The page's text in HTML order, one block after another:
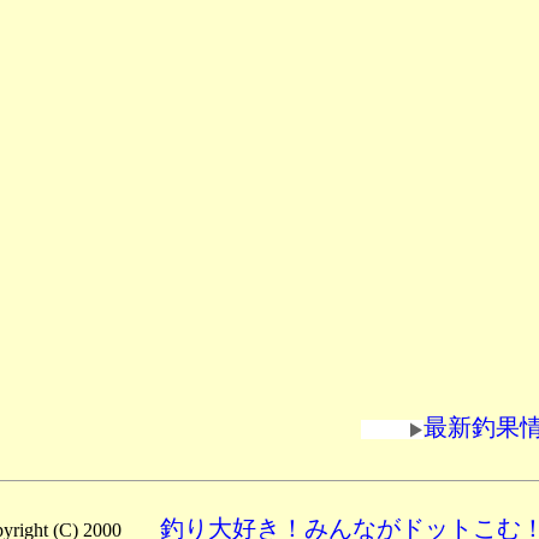
最新釣果
(C) 2000 釣り大好き！みんながドットこむ